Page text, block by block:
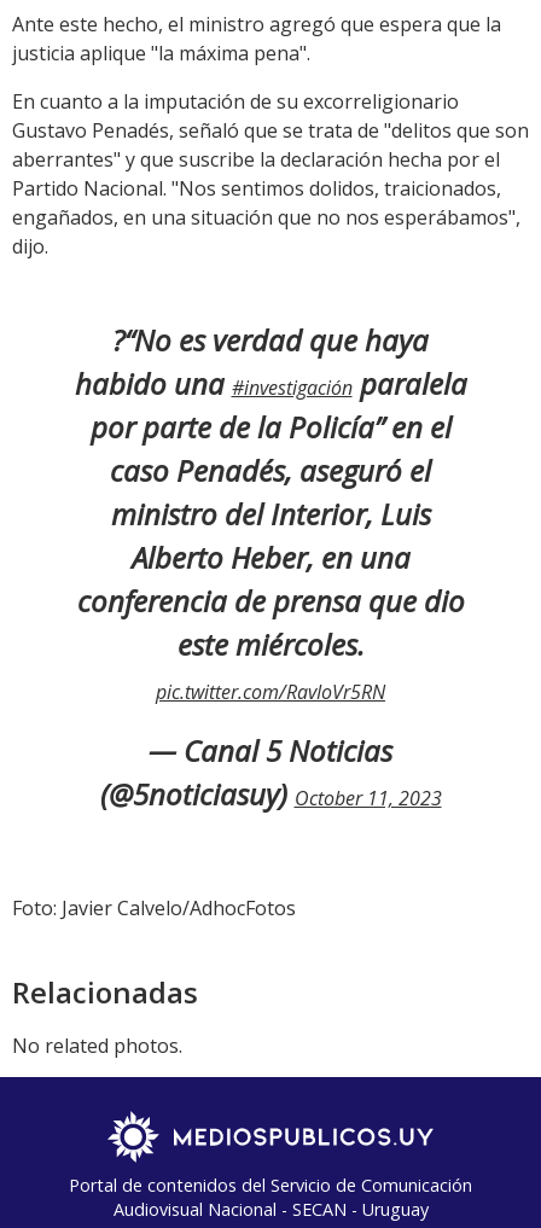
Ante este hecho, el ministro agregó que espera que la
justicia aplique "la máxima pena".
En cuanto a la imputación de su excorreligionario
Gustavo Penadés, señaló que se trata de "delitos que son
aberrantes" y que suscribe la declaración hecha por el
Partido Nacional. "Nos sentimos dolidos, traicionados,
engañados, en una situación que no nos esperábamos",
dijo.
?“No es verdad que haya
habido una #investigaciónparalela
por parte de la Policía” en el
caso Penadés, aseguró el
ministro del Interior, Luis
Alberto Heber, en una
conferencia de prensa que dio
este miércoles.
pic.twitter.com/RavIoVr5RN
— Canal 5 Noticias
(@5noticiasuy) October 11, 2023
Foto: Javier Calvelo/AdhocFotos
Relacionadas
No related photos.
Portal de contenidos del Servicio de Comunicación
Audiovisual Nacional - SECAN - Uruguay